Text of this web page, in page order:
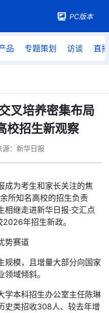
PC版本
品 专题策划 访谈 直播
叉培养密集布局
招生新观察
源：新华日报
为考生和家长关注的焦
所知名高校的招生负责
继走进新华日报·交汇点
年招生新政。
势赛道
模，且增量大部分向国家
域倾斜。
本科招生办公室主任陈琳
史类招收308人、较去年增